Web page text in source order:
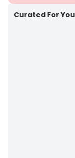
Curated For You